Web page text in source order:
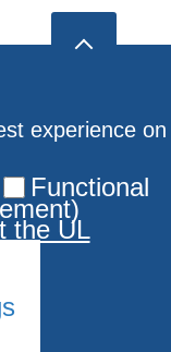
experience on
Functional
the UL